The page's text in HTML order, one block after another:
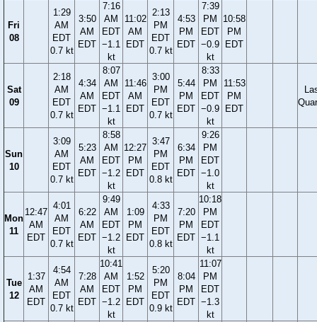
Fri
08
1:29
AM
EDT
0.7 kt
3:50
AM
EDT
7:16
AM
EDT
−1.1
kt
11:02
AM
EDT
2:13
PM
EDT
0.7 kt
4:53
PM
EDT
7:39
PM
EDT
−0.9
kt
10:58
PM
EDT
Sat
09
2:18
AM
EDT
0.7 kt
4:34
AM
EDT
8:07
AM
EDT
−1.1
kt
11:46
AM
EDT
3:00
PM
EDT
0.7 kt
5:44
PM
EDT
8:33
PM
EDT
−0.9
kt
11:53
PM
EDT
Sun
10
3:09
AM
EDT
0.7 kt
5:23
AM
EDT
8:58
AM
EDT
−1.2
kt
12:27
PM
EDT
3:47
PM
EDT
0.8 kt
6:34
PM
EDT
9:26
PM
EDT
−1.0
kt
Mon
11
12:47
AM
EDT
4:01
AM
EDT
0.7 kt
6:22
AM
EDT
9:49
AM
EDT
−1.2
kt
1:09
PM
EDT
4:33
PM
EDT
0.8 kt
7:20
PM
EDT
10:18
PM
EDT
−1.1
kt
Tue
12
1:37
AM
EDT
4:54
AM
EDT
0.7 kt
7:28
AM
EDT
10:41
AM
EDT
−1.2
kt
1:52
PM
EDT
5:20
PM
EDT
0.9 kt
8:04
PM
EDT
11:07
PM
EDT
−1.3
kt